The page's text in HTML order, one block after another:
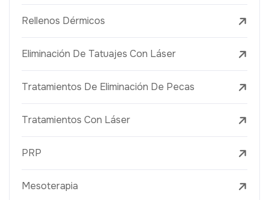
Rellenos Dérmicos
Eliminación De Tatuajes Con Láser
Tratamientos De Eliminación De Pecas
Tratamientos Con Láser
PRP
Mesoterapia